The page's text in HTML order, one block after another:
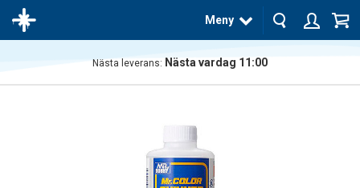
Meny
Nästa leverans: Nästa vardag 11:00